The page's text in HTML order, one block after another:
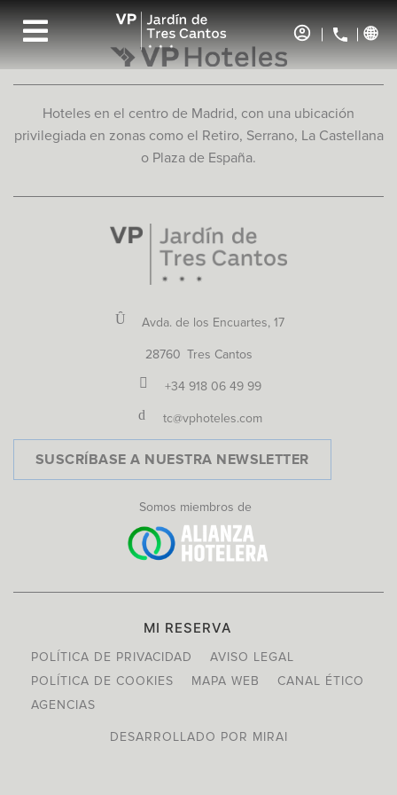
Hoteles en el centro de Madrid, con una ubicación
privilegiada en zonas como el Retiro, Serrano, La Castellana
o Plaza de España.
Avda. de los Encuartes, 17
28760 Tres Cantos
+34 918 06 49 99
tc@vphoteles.com
SUSCRÍBASE A NUESTRA NEWSLETTER
Somos miembros de
MI RESERVA
POLÍTICA DE PRIVACIDAD
AVISO LEGAL
POLÍTICA DE COOKIES
MAPA WEB
CANAL ÉTICO
AGENCIAS
DESARROLLADO POR MIRAI